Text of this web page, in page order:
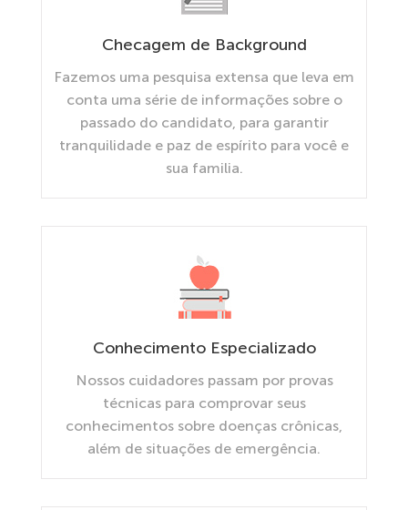
Checagem de Background
Fazemos uma pesquisa extensa que leva em
conta uma série de informações sobre o
passado do candidato, para garantir
tranquilidade e paz de espírito para você e
sua familia.
Conhecimento Especializado
Nossos cuidadores passam por provas
técnicas para comprovar seus
conhecimentos sobre doenças crônicas,
além de situações de emergência.